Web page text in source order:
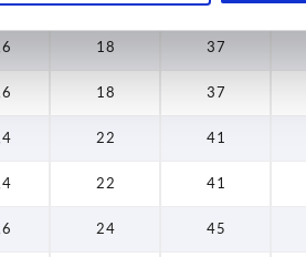
18 37
18 37
22 41
22 41
24 45